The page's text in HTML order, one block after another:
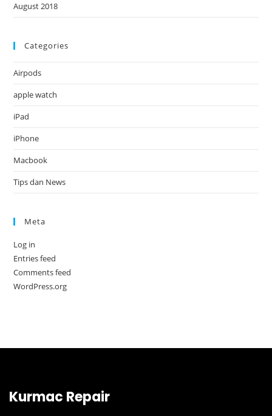
August 2018
Categories
Airpods
apple watch
iPad
iPhone
Macbook
Tips dan News
Meta
Log in
Entries feed
Comments feed
WordPress.org
Kurmac Repair